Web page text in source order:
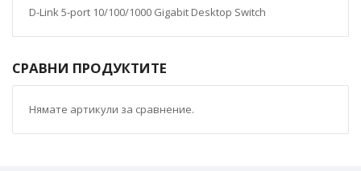
D-Link 5-port 10/100/1000 Gigabit Desktop Switch
СРАВНИ ПРОДУКТИТЕ
Нямате артикули за сравнение.